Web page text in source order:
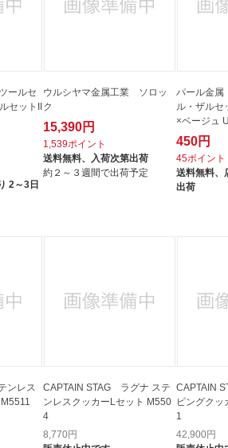
ールセ
セットII
2～3日
ウルシヤマ金属工業 ソロッ
ク
15,390円
1,539ポイント
送料無料、 入荷次第出荷
約２～３週間で出荷予定
パール金
ル・ザルセ
×ベージュ
450円
45ポイント
送料無料、
出荷
ンレス
CAPTAIN STAG ラグナ ステ
ンレスクッカーLセット M550
4
8,770円
CAPTAIN
ピングクッ
1
42,900円